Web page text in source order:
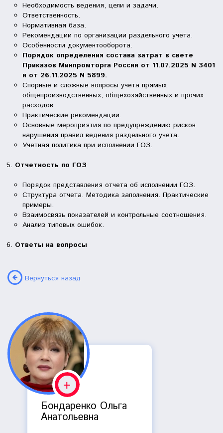
Необходимость ведения, цели и задачи.
Ответственность.
Нормативная база.
Рекомендации по организации раздельного учета.
Особенности документооборота.
Порядок определения состава затрат в свете
Приказов Минпромторга России от 11.07.2025 N 3401
и от 26.11.2025 N 5899.
Спорные и сложные вопросы учета прямых,
общепроизводственных, общехозяйственных и прочих
расходов.
Практические рекомендации.
Основные мероприятия по предупреждению рисков
нарушения правил ведения раздельного учета.
Учетная политика при исполнении ГОЗ.
Отчетность по ГОЗ
Порядок представления отчета об исполнении ГОЗ.
Структура отчета. Методика заполнения. Практические
примеры.
Взаимосвязь показателей и контрольные соотношения.
Анализ типовых ошибок.
Ответы на вопросы
Вернуться назад
Бондаренко Ольга
Анатольевна